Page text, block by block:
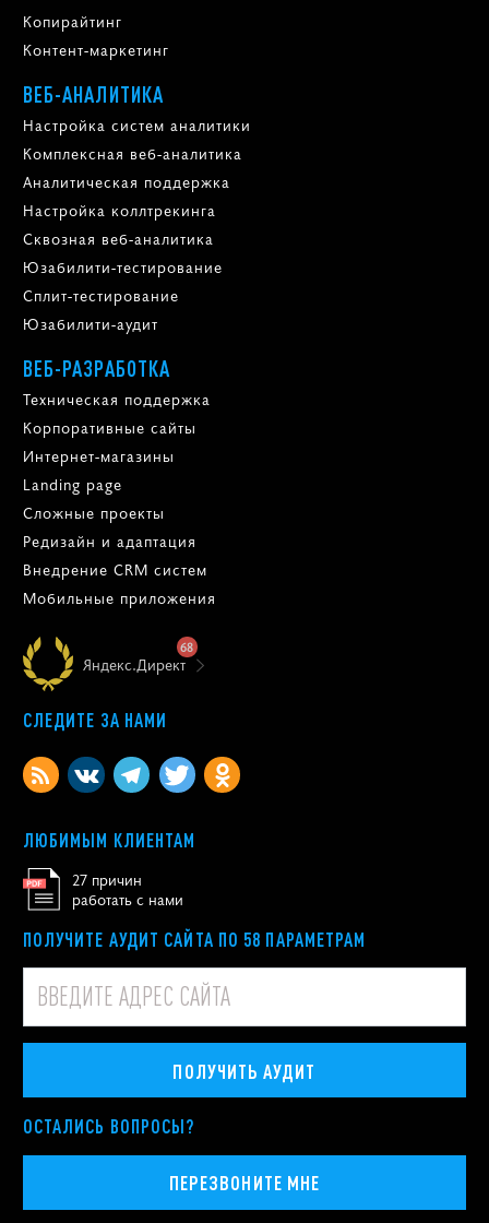
Копирайтинг
Контент-маркетинг
ВЕБ-АНАЛИТИКА
Настройка систем аналитики
Комплексная веб-аналитика
Аналитическая поддержка
Настройка коллтрекинга
Сквозная веб-аналитика
Юзабилити-тестирование
Сплит-тестирование
Юзабилити-аудит
ВЕБ-РАЗРАБОТКА
Техническая поддержка
Корпоративные сайты
Интернет-магазины
Landing page
Сложные проекты
Редизайн и адаптация
Внедрение CRM систем
Мобильные приложения
Яндекс.Директ
68
СЛЕДИТЕ ЗА НАМИ
ЛЮБИМЫМ КЛИЕНТАМ
27 причин
работать с нами
ПОЛУЧИТЕ АУДИТ САЙТА ПО 58 ПАРАМЕТРАМ
ПОЛУЧИТЬ АУДИТ
ОСТАЛИСЬ ВОПРОСЫ?
ПЕРЕЗВОНИТЕ МНЕ